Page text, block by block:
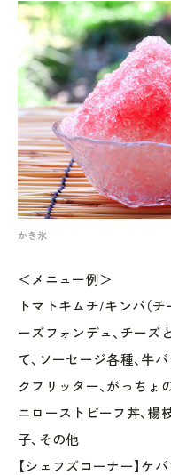
かき氷
＜メニュー例＞
トマトキムチ/キンパ（チ
ーズフォンデュ、チーズ
て、ソーセージ各種、牛
クフリッター、がっちょ
ニローストビーフ丼、楊
子、その他
【シェフズコーナー】ケ